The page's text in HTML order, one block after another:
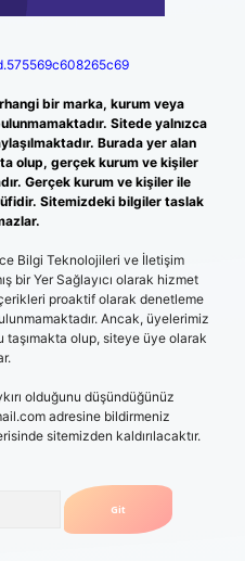
bir marka, kurum veya
Sitede yalnızca
Burada yer alan
olup, gerçek kurum ve kişiler
Gerçek kurum ve kişiler ile
Sitemizdeki bilgiler taslak
Bilgi Teknolojileri ve İletişim
bir Yer Sağlayıcı olarak hizmet
proaktif olarak denetleme
Ancak, üyelerimiz
taşımakta olup, siteye üye olarak
olduğunu düşündüğünüz
adresine bildirmeniz
sitemizden kaldırılacaktır.